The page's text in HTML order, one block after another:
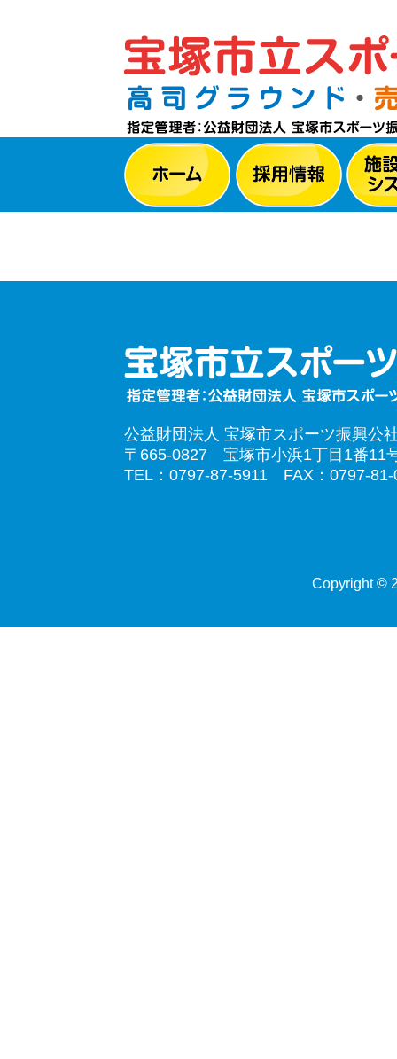
公益財団法人 宝塚市スポーツ振興公
〒665-0827 宝塚市小浜1丁目1番11
TEL：0797-87-5911 FAX：0797-81-
Copyright ©